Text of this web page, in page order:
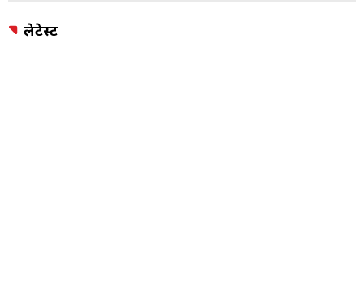
लेटेस्ट